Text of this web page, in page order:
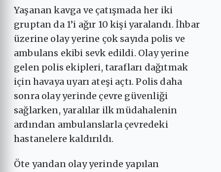
Yaşanan kavga ve çatışmada her iki
gruptan da 1’i ağır 10 kişi yaralandı. İhbar
üzerine olay yerine çok sayıda polis ve
ambulans ekibi sevk edildi. Olay yerine
gelen polis ekipleri, tarafları dağıtmak
için havaya uyarı ateşi açtı. Polis daha
sonra olay yerinde çevre güvenliği
sağlarken, yaralılar ilk müdahalenin
ardından ambulanslarla çevredeki
hastanelere kaldırıldı.
Öte yandan olay yerinde yapılan